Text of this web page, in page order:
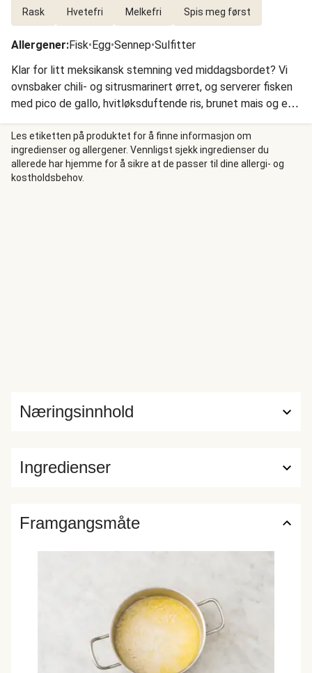
Rask Hvetefri Melkefri Spis meg først
Allergener:Fisk•Egg•Sennep•Sulfitter
Klar for litt meksikansk stemning ved middagsbordet? Vi
ovnsbaker chili- og sitrusmarinert ørret, og serverer fisken
med pico de gallo, hvitløksduftende ris, brunet mais og en
kremet cajunsaus.
Les etiketten på produktet for å finne informasjon om
ingredienser og allergener. Vennligst sjekk ingredienser du
allerede har hjemme for å sikre at de passer til dine allergi- og
kostholdsbehov.
Ingredienser
Næringsinnhold
Framgangsmåte